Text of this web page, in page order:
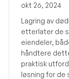
okt 26, 2024
Lagring av
etterlater de
eiendeler,
håndtere
praktisk
løsning for de